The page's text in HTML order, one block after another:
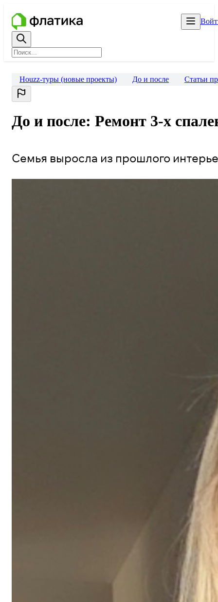
Houzz-туры (новые проекты) До и после Статьи
До и после: Ремонт 3-х
Семья выросла из прошлого